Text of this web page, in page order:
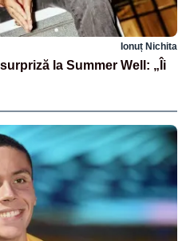
Ionuț Nichita
la Summer Well: „Îi